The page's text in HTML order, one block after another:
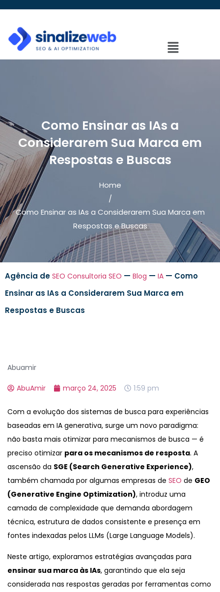
Como Ensinar as IAs a
Considerarem Sua Marca em
Respostas e Buscas
Home
/
Como Ensinar as IAs a Considerarem Sua Marca em
Respostas e Buscas
Agência de SEO Consultoria SEO — Blog — IA — Como
Ensinar as IAs a Considerarem Sua Marca em
Respostas e Buscas
Abuamir
AbuAmir março 24, 2025 1:59 pm
Com a evolução dos sistemas de busca para experiências
baseadas em IA generativa, surge um novo paradigma:
não basta mais otimizar para mecanismos de busca — é
preciso otimizar para os mecanismos de resposta. A
ascensão da SGE (Search Generative Experience),
também chamada por algumas empresas de SEO de GEO
(Generative Engine Optimization), introduz uma
camada de complexidade que demanda abordagem
técnica, estrutura de dados consistente e presença em
fontes indexadas pelos LLMs (Large Language Models).
Neste artigo, exploramos estratégias avançadas para
ensinar sua marca às IAs, garantindo que ela seja
considerada nas respostas geradas por ferramentas como